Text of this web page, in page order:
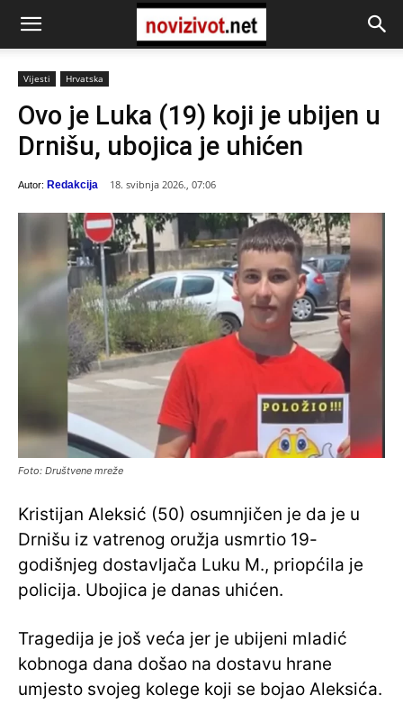
Vijesti Hrvatska
Ovo je Luka (19) koji je ubijen u
Drnišu, ubojica je uhićen
Autor: Redakcija 18. svibnja 2026., 07:06
Foto: Društvene mreže
Kristijan Aleksić (50) osumnjičen je da je u
Drnišu iz vatrenog oružja usmrtio 19-
godišnjeg dostavljača Luku M., priopćila je
policija. Ubojica je danas uhićen.
Tragedija je još veća jer je ubijeni mladić
kobnoga dana došao na dostavu hrane
umjesto svojeg kolege koji se bojao Aleksića.